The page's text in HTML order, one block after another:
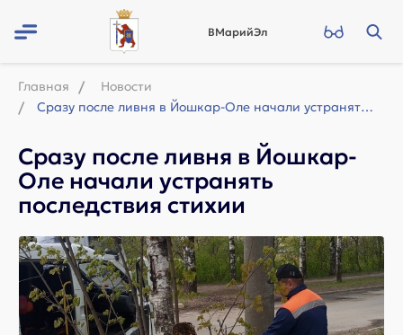
ВМарийЭл
Главная
Новости
Сразу после ливня в Йошкар-Оле начали устранять последствия стихии
Сразу после ливня в Йошкар-
Оле начали устранять
последствия стихии